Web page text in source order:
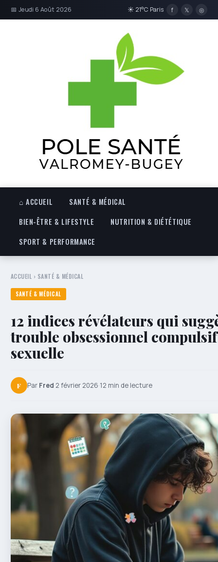
📅 Jeudi 6 Août 2026 ☀ 21°C Paris f 𝕏 ◎
⌂ ACCUEIL
SANTÉ & MÉDICAL
BIEN-ÊTRE & LIFESTYLE
NUTRITION & DIÉTÉTIQUE
SPORT & PERFORMANCE
ACCUEIL › SANTÉ & MÉDICAL
SANTÉ & MÉDICAL
12 indices révélateurs qui
trouble obsessionnel
sexuelle
F Par Fred·2 février 2026·12 min de lecture